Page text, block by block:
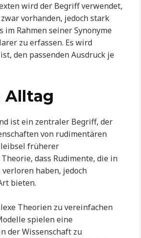
wird der Begriff verwendet,
vorhanden, jedoch stark
Rahmen seiner Synonyme
zu erfassen. Es wird
den passenden Ausdruck je
Alltag
ist ein zentraler Begriff, der
von rudimentären
früherer
dass Rudimente, die in
haben, jedoch
bieten.
Theorien zu vereinfachen
spielen eine
der Wissenschaft zu